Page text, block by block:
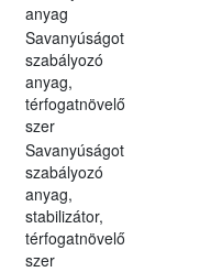
anyag
Savanyúságot
szabályozó
anyag,
térfogatnövelő
szer
Savanyúságot
szabályozó
anyag,
stabilizátor,
térfogatnövelő
szer